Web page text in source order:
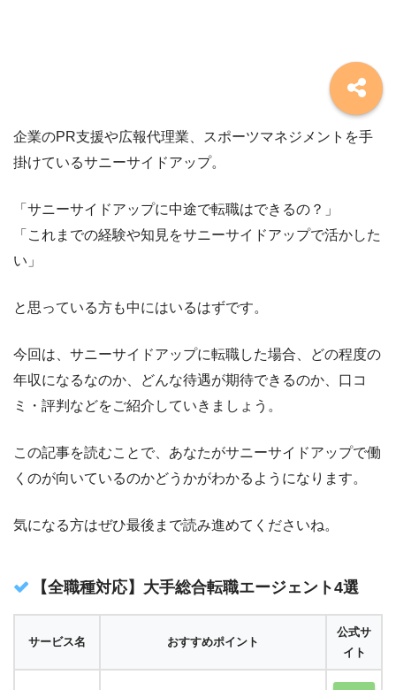
企業のPR支援や広報代理業、スポーツマネジメントを手
掛けているサニーサイドアップ。
「サニーサイドアップに中途で転職はできるの？」
「これまでの経験や知見をサニーサイドアップで活かした
い」
と思っている方も中にはいるはずです。
今回は、サニーサイドアップに転職した場合、どの程度の
年収になるなのか、どんな待遇が期待できるのか、口コ
ミ・評判などをご紹介していきましょう。
この記事を読むことで、あなたがサニーサイドアップで働
くのが向いているのかどうかがわかるようになります。
気になる方はぜひ最後まで読み進めてくださいね。
【全職種対応】大手総合転職エージェント4選
サービス名 おすすめポイント
公式サ
イト